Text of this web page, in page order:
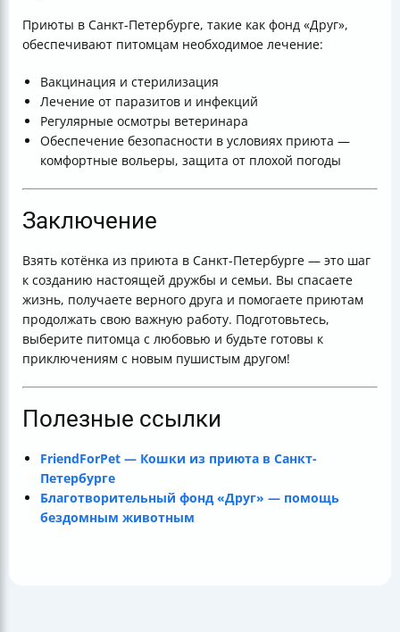
Приюты в Санкт-Петербурге, такие как фонд «Друг»,
обеспечивают питомцам необходимое лечение:
Вакцинация и стерилизация
Лечение от паразитов и инфекций
Регулярные осмотры ветеринара
Обеспечение безопасности в условиях приюта —
комфортные вольеры, защита от плохой погоды
Заключение
Взять котёнка из приюта в Санкт-Петербурге — это шаг
к созданию настоящей дружбы и семьи. Вы спасаете
жизнь, получаете верного друга и помогаете приютам
продолжать свою важную работу. Подготовьтесь,
выберите питомца с любовью и будьте готовы к
приключениям с новым пушистым другом!
Полезные ссылки
FriendForPet — Кошки из приюта в Санкт-
Петербурге
Благотворительный фонд «Друг» — помощь
бездомным животным